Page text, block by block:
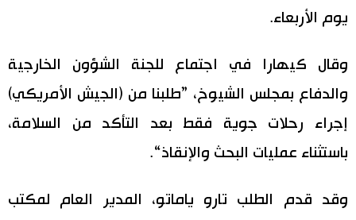
الأقسام
صور
أشخاص
سياسة
الأكثر تفاعلا
اللغة اليابانية تواصل معنا
يوم الأربعاء.
وقال كيهارا في اجتماع للجنة الشؤون الخارجية
والدفاع بمجلس الشيوخ، ”طلبنا من (الجيش الأمريكي)
إجراء رحلات جوية فقط بعد التأكد من السلامة،
باستثناء عمليات البحث والإنقاذ“.
وقد قدم الطلب تارو ياماتو، المدير العام لمكتب